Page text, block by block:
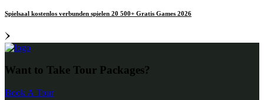
Spielsaal kostenlos verbunden spielen 20 500+ Gratis Games 2026
Want to Take Tour Packages?
Book A Tour